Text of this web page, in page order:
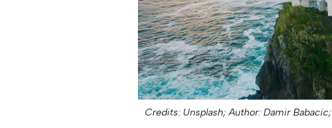
Credits: Unsplash; Author: Damir Babacic;